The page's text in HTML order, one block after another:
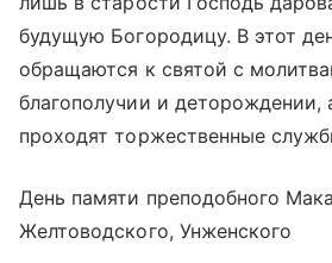
будущую Богородицу. В этот
обращаются к святой с
благополучии и деторождении,
проходят торжественные
День памяти преподобного
Желтоводского, Унженского